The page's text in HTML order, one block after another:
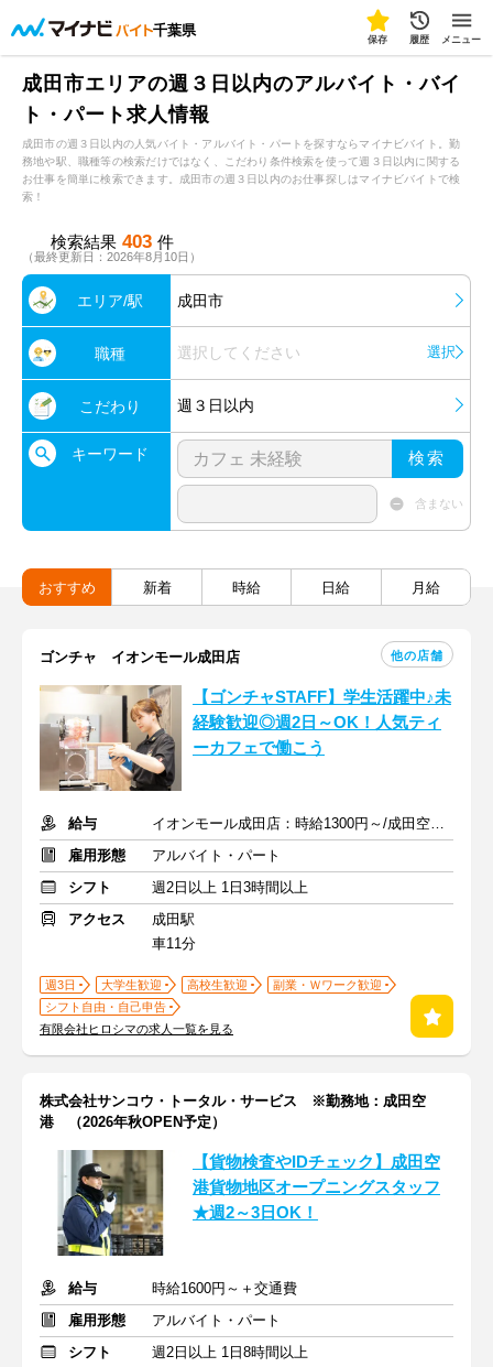
千葉県
保存 履歴 メニュー
成田市エリアの週３日以内のアルバイト・バイ
ト・パート求人情報
成田市の週３日以内の人気バイト・アルバイト・パートを探すならマイナビバイト。勤
務地や駅、職種等の検索だけではなく、こだわり条件検索を使って週３日以内に関する
お仕事を簡単に検索できます。成田市の週３日以内のお仕事探しはマイナビバイトで検
索！
検索結果 403 件
（最終更新日：2026年8月10日）
エリア/駅 成田市
職種 選択してください 選択
こだわり 週３日以内
キーワード 検索
含まない
おすすめ 新着 時給 日給 月給
ゴンチャ イオンモール成田店 他の店舗
【ゴンチャSTAFF】学生活躍中♪未
経験歓迎◎週2日～OK！人気ティ
ーカフェで働こう
給与
イオンモール成田店：時給1300円～/成田空港T1店：時給1200円～
雇用形態
アルバイト・パート
シフト
週2日以上 1日3時間以上
アクセス
成田駅
車11分
週3日 大学生歓迎 高校生歓迎
副業・Ｗワーク歓迎
シフト自由・自己申告
有限会社ヒロシマの求人一覧を見る
株式会社サンコウ・トータル・サービス ※勤務地：成田空
港 （2026年秋OPEN予定）
【貨物検査やIDチェック】成田空
港貨物地区オープニングスタッフ
★週2～3日OK！
給与
時給1600円～＋交通費
雇用形態
アルバイト・パート
シフト
週2日以上 1日8時間以上